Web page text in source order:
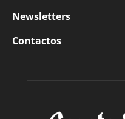
Newsletters
Contactos